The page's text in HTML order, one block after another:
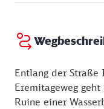
bietet den Gästen
Spezialitäten, die
Webseite:http://
Entlang der
Eremitageweg
Ruine einer